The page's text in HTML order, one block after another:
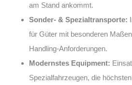
am Stand ankommt.
Sonder- & Spezialtransporte:
für Güter mit besonderen
Handling-Anforderungen.
Modernstes Equipment:
Spezialfahrzeugen, die